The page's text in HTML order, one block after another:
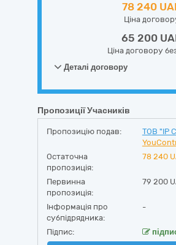
78 240
Ціна
65 200
Ціна договору
Деталі договору
Пропозиції Учасників
Пропозицію подав: ТОВ "IP
Остаточна
пропозиція:
78 240
Первинна
пропозиція:
79 200
Інформація про
субпідрядника:
-
Підпис: